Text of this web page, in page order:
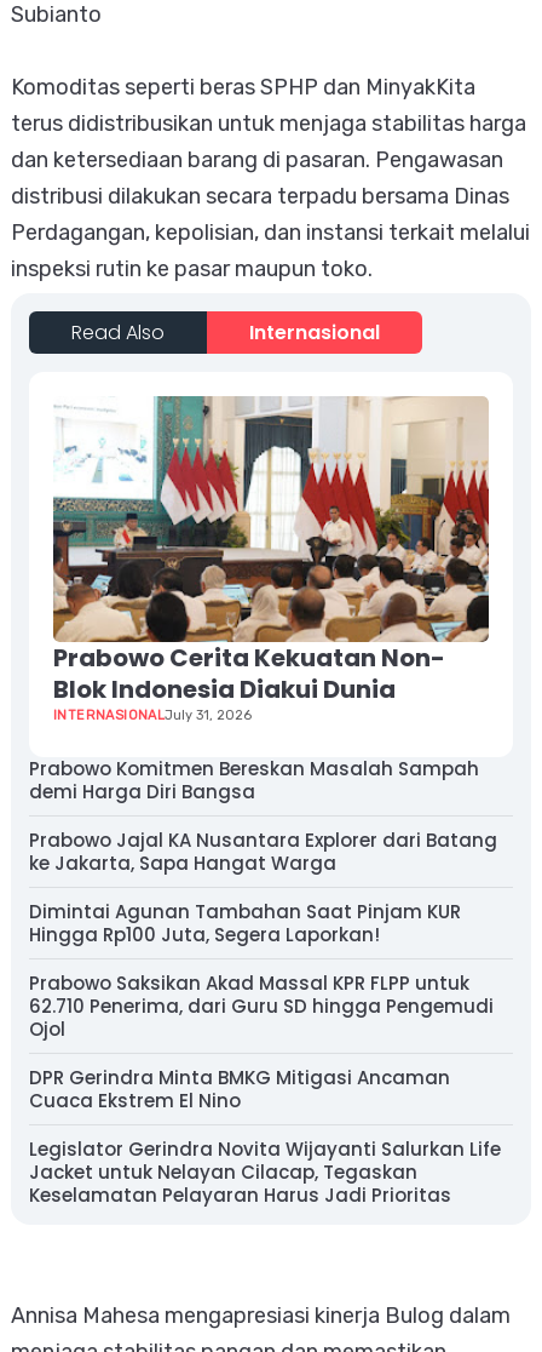
Subianto
Komoditas seperti beras SPHP dan MinyakKita
terus didistribusikan untuk menjaga stabilitas harga
dan ketersediaan barang di pasaran. Pengawasan
distribusi dilakukan secara terpadu bersama Dinas
Perdagangan, kepolisian, dan instansi terkait melalui
inspeksi rutin ke pasar maupun toko.
Read Also Internasional
Prabowo Cerita Kekuatan Non-
Blok Indonesia Diakui Dunia
INTERNASIONALJuly 31, 2026
Prabowo Komitmen Bereskan Masalah Sampah
demi Harga Diri Bangsa
Prabowo Jajal KA Nusantara Explorer dari Batang
ke Jakarta, Sapa Hangat Warga
Dimintai Agunan Tambahan Saat Pinjam KUR
Hingga Rp100 Juta, Segera Laporkan!
Prabowo Saksikan Akad Massal KPR FLPP untuk
62.710 Penerima, dari Guru SD hingga Pengemudi
Ojol
DPR Gerindra Minta BMKG Mitigasi Ancaman
Cuaca Ekstrem El Nino
Legislator Gerindra Novita Wijayanti Salurkan Life
Jacket untuk Nelayan Cilacap, Tegaskan
Keselamatan Pelayaran Harus Jadi Prioritas
Annisa Mahesa mengapresiasi kinerja Bulog dalam